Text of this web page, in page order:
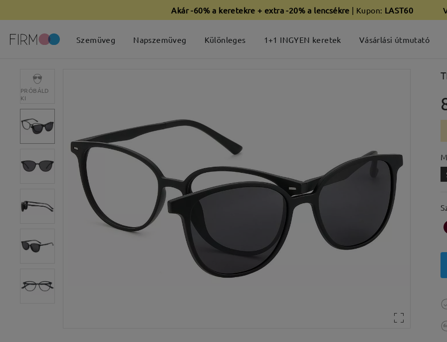
Akár -60% a keretekre + extra -20% a lencsékre | Kupon: LAST60
Szemüveg Napszemüveg Különleges 1+1 INGYEN keretek Vásárlási útmutató
PRÓBÁLD
KI